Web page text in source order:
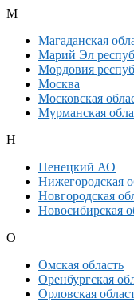
М
Магаданская
Марий Эл
Мордовия
Москва
Московская
Мурманская
Н
Ненецкий АО
Нижегородская
Новгородская
Новосибирская
О
Омская область
Оренбургская
Орловская